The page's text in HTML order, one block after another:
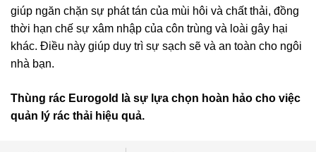
giúp ngăn chặn sự phát tán của mùi hôi và chất thải, đồng
thời hạn chế sự xâm nhập của côn trùng và loài gây hại
khác. Điều này giúp duy trì sự sạch sẽ và an toàn cho ngôi
nhà bạn.
Thùng rác Eurogold là sự lựa chọn hoàn hảo cho việc
quản lý rác thải hiệu quả.